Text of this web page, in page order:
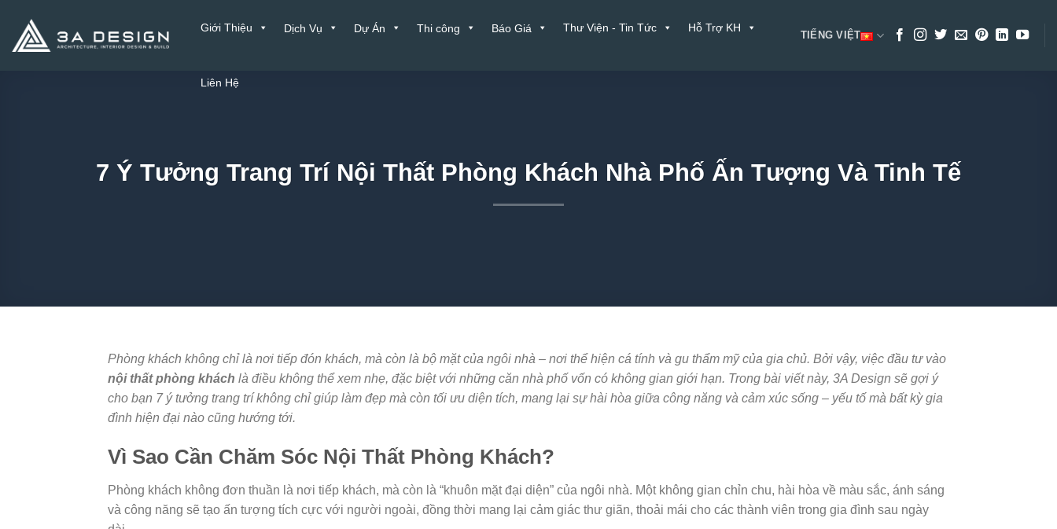
nội
Giới Thiệu Dịch Vụ Dự Án Thi công Báo Giá Thư Viện - Tin Tức Hỗ Trợ KH
Liên Hệ
TIẾNG VIỆT
7 Ý Tưởng Trang Trí Nội Thất Phòng Khách Nhà Phố Ấn Tượng Và Tinh Tế
Phòng khách không chỉ là nơi tiếp đón khách, mà còn là bộ mặt của ngôi nhà – nơi thể hiện cá tính và gu thẩm mỹ của gia chủ. Bởi vậy, việc đầu tư vào
nội thất phòng khách là điều không thể xem nhẹ, đặc biệt với những căn nhà phố vốn có không gian giới hạn. Trong bài viết này, 3A Design sẽ gợi ý
cho bạn 7 ý tưởng trang trí không chỉ giúp làm đẹp mà còn tối ưu diện tích, mang lại sự hài hòa giữa công năng và cảm xúc sống – yếu tố mà bất kỳ gia
đình hiện đại nào cũng hướng tới.
Vì Sao Cần Chăm Sóc Nội Thất Phòng Khách?
Phòng khách không đơn thuần là nơi tiếp khách, mà còn là “khuôn mặt đại diện” của ngôi nhà. Một không gian chỉn chu, hài hòa về màu sắc, ánh sáng
và công năng sẽ tạo ấn tượng tích cực với người ngoài, đồng thời mang lại cảm giác thư giãn, thoải mái cho các thành viên trong gia đình sau ngày